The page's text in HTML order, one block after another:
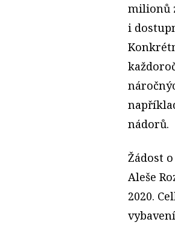
milionů
i
nádorů.
Žádost
Aleše
2020.